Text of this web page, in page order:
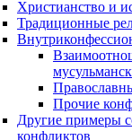
Христианство и
Традиционные
Прочие
Другие примеры
конфликтов